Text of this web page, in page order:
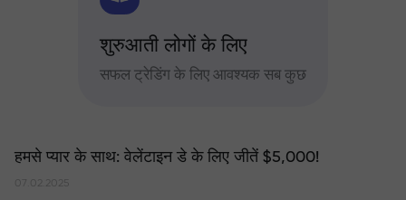
शुरुआती लोगों के लिए
सफल ट्रेडिंग के लिए आवश्यक सब कुछ
हमसे प्यार के साथ: वेलेंटाइन डे के लिए जीतें $5,000!